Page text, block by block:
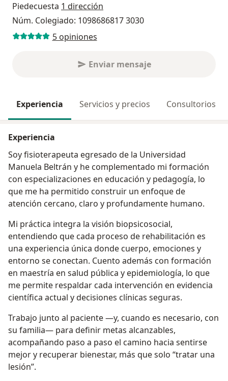
Piedecuesta 1 dirección
Núm. Colegiado: 1098686817 3030
5 opiniones
Enviar mensaje
Experiencia Servicios y precios Consultorios
Experiencia
Soy fisioterapeuta egresado de la Universidad
Manuela Beltrán y he complementado mi formación
con especializaciones en educación y pedagogía, lo
que me ha permitido construir un enfoque de
atención cercano, claro y profundamente humano.
Mi práctica integra la visión biopsicosocial,
entendiendo que cada proceso de rehabilitación es
una experiencia única donde cuerpo, emociones y
entorno se conectan. Cuento además con formación
en maestría en salud pública y epidemiología, lo que
me permite respaldar cada intervención en evidencia
científica actual y decisiones clínicas seguras.
Trabajo junto al paciente —y, cuando es necesario, con
su familia— para definir metas alcanzables,
acompañando paso a paso el camino hacia sentirse
mejor y recuperar bienestar, más que solo “tratar una
lesión”.